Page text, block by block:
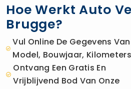
Hoe Werkt Auto
Brugge?
Vul Online De Gegevens
Model, Bouwjaar,
Ontvang Een Gratis En
Vrijblijvend Bod Van Onze